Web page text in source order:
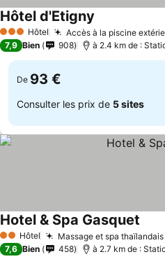
3 ÉtoilesHôtel Accès à la piscine
Hôtel d'Etigny
7,9 Bien 908 à 2.4 km de :
De 93 €
Consulter les prix de 5 sites
2 Étoiles
Hôtel Massage et spa
Hotel & Spa Gasquet
7,6 Bien 458 à 2.7 km de :